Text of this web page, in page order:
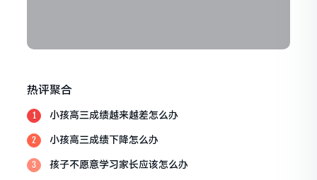
热评聚合
1 小孩高三成绩越来越差怎么办
2 小孩高三成绩下降怎么办
3 孩子不愿意学习家长应该怎么办